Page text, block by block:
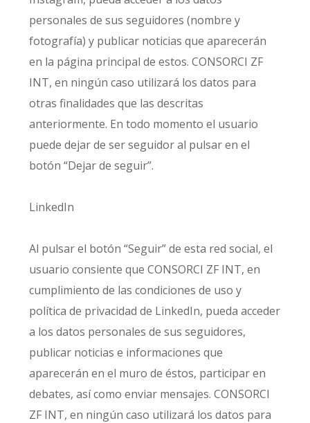
personales de sus seguidores (nombre y
fotografía) y publicar noticias que aparecerán
en la página principal de estos. CONSORCI ZF
INT, en ningún caso utilizará los datos para
otras finalidades que las descritas
anteriormente. En todo momento el usuario
puede dejar de ser seguidor al pulsar en el
botón “Dejar de seguir”.
LinkedIn
Al pulsar el botón “Seguir” de esta red social, el
usuario consiente que CONSORCI ZF INT, en
cumplimiento de las condiciones de uso y
política de privacidad de LinkedIn, pueda acceder
a los datos personales de sus seguidores,
publicar noticias e informaciones que
aparecerán en el muro de éstos, participar en
debates, así como enviar mensajes. CONSORCI
ZF INT, en ningún caso utilizará los datos para